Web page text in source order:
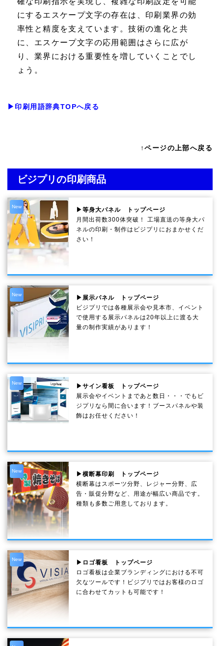
にするエスケープ文字の存在は、印刷業界の効
率性と精度を支えています。技術の進化と共
に、エスケープ文字の応用範囲はさらに広が
り、業界における重要性を増していくことでし
ょう。
▶印刷用語辞典TOPへ戻る
↑ページの上部へ戻る
ビジプリの印刷商品
New
▶等身大パネル トップページ
月間出荷数300体突破！ 工場直送の等身大パ
ネルの印刷・制作は ビジプリ におまかせくだ
さい！
New
▶展示パネル トップページ
ビジプリでは各種展示会や見本市、イベント
で使用する展示パネルは20年以上に渡る大
量の制作実績があります！
New
▶サイン看板 トップページ
展示会やイベントまであと数日・・・でもビ
ジプリなら間に合います！ブースパネルや装
飾はお任せください！
New
▶横断幕印刷 トップページ
横断幕はスポーツ分野、レジャー分野、広
告・販促分野など、用途が幅広い商品です。
種類も多数ご用意しております。
New
▶ロゴ看板 トップページ
ロゴ看板は企業ブランディングにおける不可
欠なツールです！ビジプリではお客様のロゴ
に合わせてカットも可能です！